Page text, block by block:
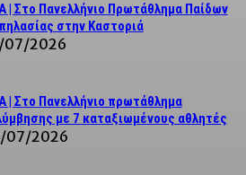
| Στο Πανελλήνιο Πρωτάθλημα Παίδων
στην Καστοριά
07/2026
| Στο Πανελλήνιο πρωτάθλημα
με 7 καταξιωμένους αθλητές
07/2026